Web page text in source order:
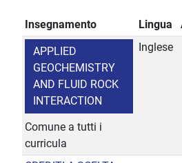
Insegnamento Lingua
APPLIED
GEOCHEMISTRY
AND FLUID ROCK
INTERACTION
Comune a tutti i
curricula
Inglese